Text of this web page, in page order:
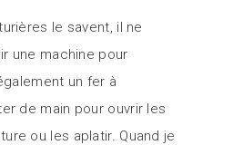
le savent, il ne
une machine pour
un fer à
de main pour ouvrir les
ou les aplatir. Quand je